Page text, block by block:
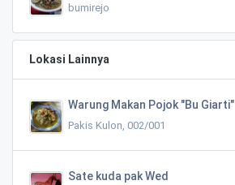
bumirejo
Lokasi Lainnya
Warung Makan Pojok "Bu Giarti"
Pakis Kulon, 002/001
Sate kuda pak Wed